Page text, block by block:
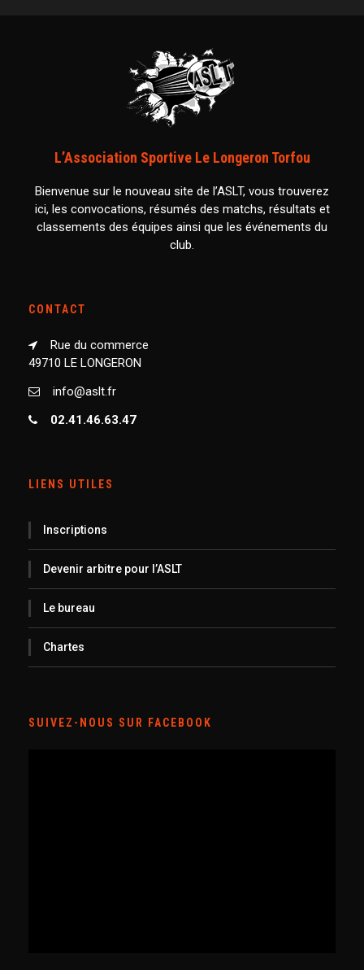
L’Association Sportive Le Longeron Torfou
Bienvenue sur le nouveau site de l’ASLT, vous trouverez
ici, les convocations, résumés des matchs, résultats et
classements des équipes ainsi que les événements du
club.
CONTACT
Rue du commerce
49710 LE LONGERON
info@aslt.fr
02.41.46.63.47
LIENS UTILES
Inscriptions
Devenir arbitre pour l’ASLT
Le bureau
Chartes
SUIVEZ-NOUS SUR FACEBOOK